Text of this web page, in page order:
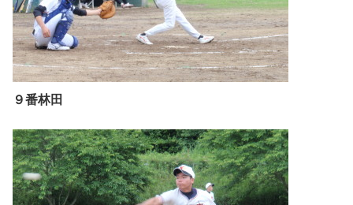
９番林田